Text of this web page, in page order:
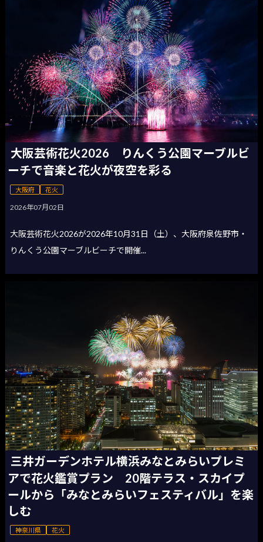
大阪芸術花火2026 りんくう公園マーブルビ
ーチで音楽と花火が夜空を彩る
大阪府 花火
2026年07月02日
大阪芸術花火2026が2026年10月31日（土）、大阪府泉佐野市・
りんくう公園マーブルビーチで開催...
三井ガーデンホテル横浜みなとみらいプレミ
アで花火鑑賞プラン 20階テラス・スカイプ
ールから「みなとみらいフェスティバル」を楽
しむ
神奈川県 花火